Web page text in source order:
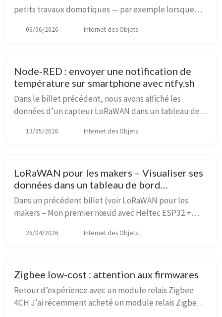
petits travaux domotiques — par exemple lorsque
d’humidité LoRaWAN dans un tableau de bord No...
06/06/2026 Internet des Objets
Node‑RED : envoyer une notification de
température sur smartphone avec ntfy.sh
Dans le billet précédent, nous avons affiché les
données d’un capteur LoRaWAN dans un tableau de
déclencher une notification sur smartphone lorsque ...
13/05/2026 Internet des Objets
LoRaWAN pour les makers – Visualiser ses
données dans un tableau de bord
Node‑RED
Dans un précédent billet (voir LoRaWAN pour les
makers – Mon premier nœud avec Heltec ESP32 +
premier nœud LoRaWAN avec une carte Heltec ESP32
26/04/2026 Internet des Objets
Zigbee low-cost : attention aux firmwares
Retour d’expérience avec un module relais Zigbee
4CH J’ai récemment acheté un module relais Zigbee